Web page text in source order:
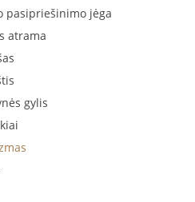
pasipriešinimo jėga
atrama
gylis